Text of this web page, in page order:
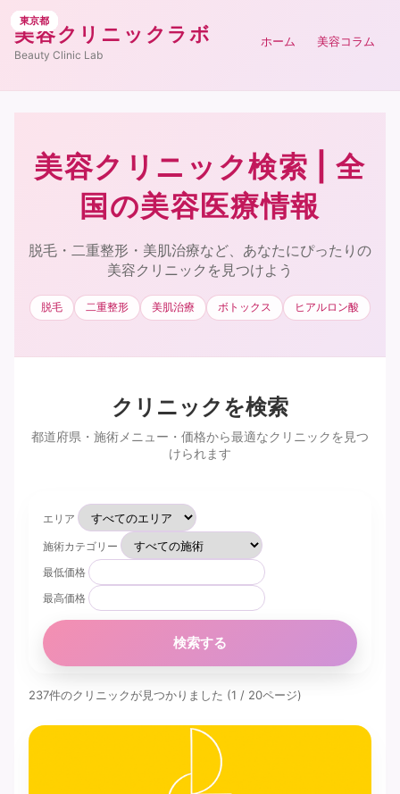
美容クリニックラボ
Beauty Clinic Lab
ホーム 美容コラム
美容クリニック検索 | 全
国の美容医療情報
脱毛・二重整形・美肌治療など、あなたにぴったりの
美容クリニックを見つけよう
脱毛 二重整形 美肌治療 ボトックス ヒアルロン酸
クリニックを検索
都道府県・施術メニュー・価格から最適なクリニックを見つ
けられます
エリア
施術カテゴリー
最低価格
最高価格
検索する
237件のクリニックが見つかりました (1 / 20ページ)
東京都
東京都
東京都
東京都
東京都
東京都
東京都
東京都
東京都
東京都
東京都
東京都